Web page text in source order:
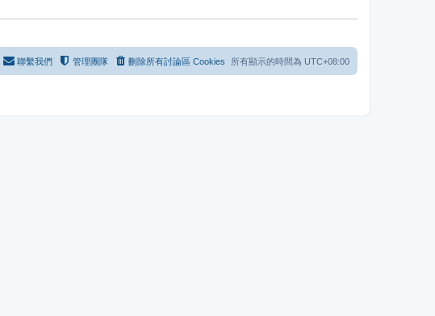
所有顯示的時間為 UTC+08:00
刪除所有討論區 Cookies
管理團隊
聯繫我們